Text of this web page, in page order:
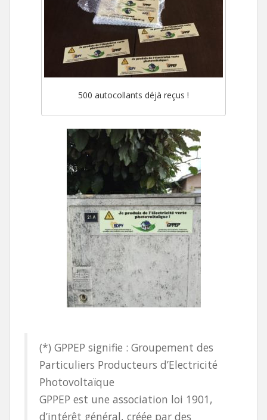
500 autocollants déjà reçus !
(*) GPPEP signifie : Groupement des
Particuliers Producteurs d’Electricité
Photovoltaïque
GPPEP est une association loi 1901,
d’intérêt général, créée par des